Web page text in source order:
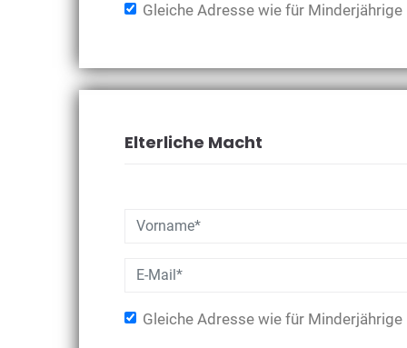
Gleiche Adresse wie für Minderjährige
Elterliche Macht
Gleiche Adresse wie für Minderjährige